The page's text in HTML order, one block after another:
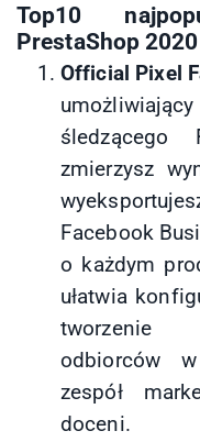
Top10
PrestaShop 2020
Official Pixel
śledzącego
zmierzysz
Facebook
o każdym
ułatwia
tworzenie
odbiorców
zespół
doceni.